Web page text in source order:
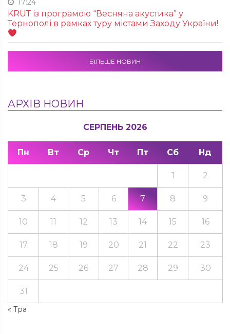
17:24
KRUТ із програмою “Весняна акустика” у
Тернополі в рамках туру містами Заходу України!
БІЛЬШЕ НОВИН
АРХІВ НОВИН
СЕРПЕНЬ 2026
Пн Вт Ср Чт Пт Сб Нд
« Тра
1 2
3 4 5 6 7 8 9
10 11 12 13 14 15 16
17 18 19 20 21 22 23
24 25 26 27 28 29 30
31